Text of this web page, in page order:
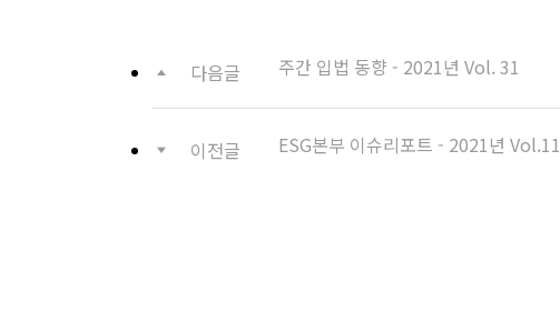
다음글 주간 입법 동향 - 2021년 Vol. 31
이전글 ESG본부 이슈리포트 - 2021년 Vol.11